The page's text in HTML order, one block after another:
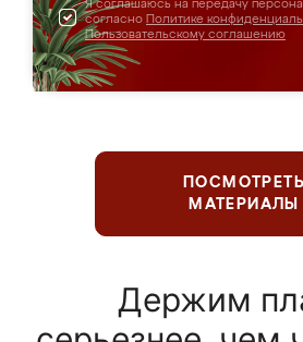
Я соглашаюсь на передачу
согласно Политике
Пользовательскому соглашению
ПОСМОТРЕТЬ
МАТЕРИАЛЫ
Держим